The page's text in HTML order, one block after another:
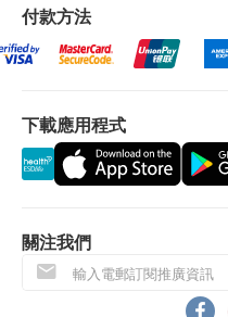
單，並且會於送貨前透
排。
保證
最少有6個月或以上。
換貨條款及細則
1. 當顧客收取已訂購之
2. 退換產品必須包裝完
或過期退回，供應商有
遺漏查詢，顧客必須保
付款方法
下載應用程式
關注我們